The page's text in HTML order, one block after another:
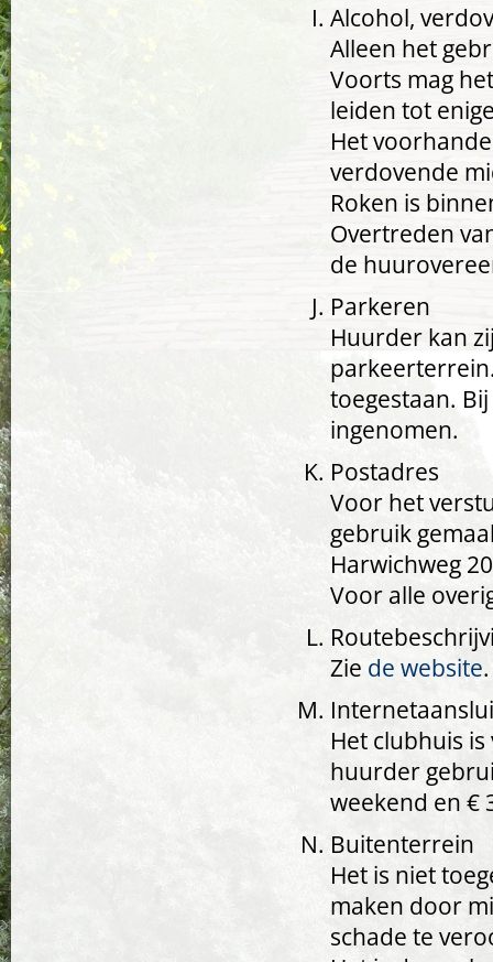
Alcohol,
Alleen het
Voorts mag
leiden tot
Het
verdovende
Roken is
Overtreden
de
Parkeren
Huurder kan
toegestaan.
ingenomen.
Postadres
Voor het
gebruik
Harwichweg
Voor alle
Zie de website.
Het clubhuis
huurder
weekend en €
Buitenterrein
Het is niet
maken door
schade te